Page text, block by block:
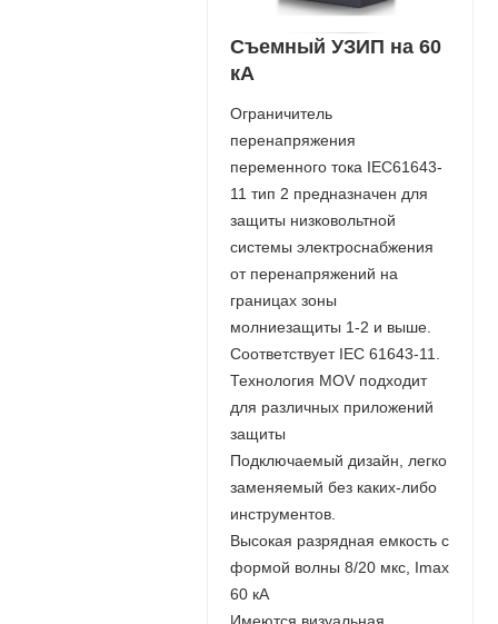
Съемный УЗИП на 60
кА
Ограничитель
перенапряжения
переменного тока IEC61643-
11 тип 2 предназначен для
защиты низковольтной
системы электроснабжения
от перенапряжений на
границах зоны
молниезащиты 1-2 и выше.
Соответствует IEC 61643-11.
Технология MOV подходит
для различных приложений
защиты
Подключаемый дизайн, легко
заменяемый без каких-либо
инструментов.
Высокая разрядная емкость с
формой волны 8/20 мкс, Imax
60 кА
Имеются визуальная